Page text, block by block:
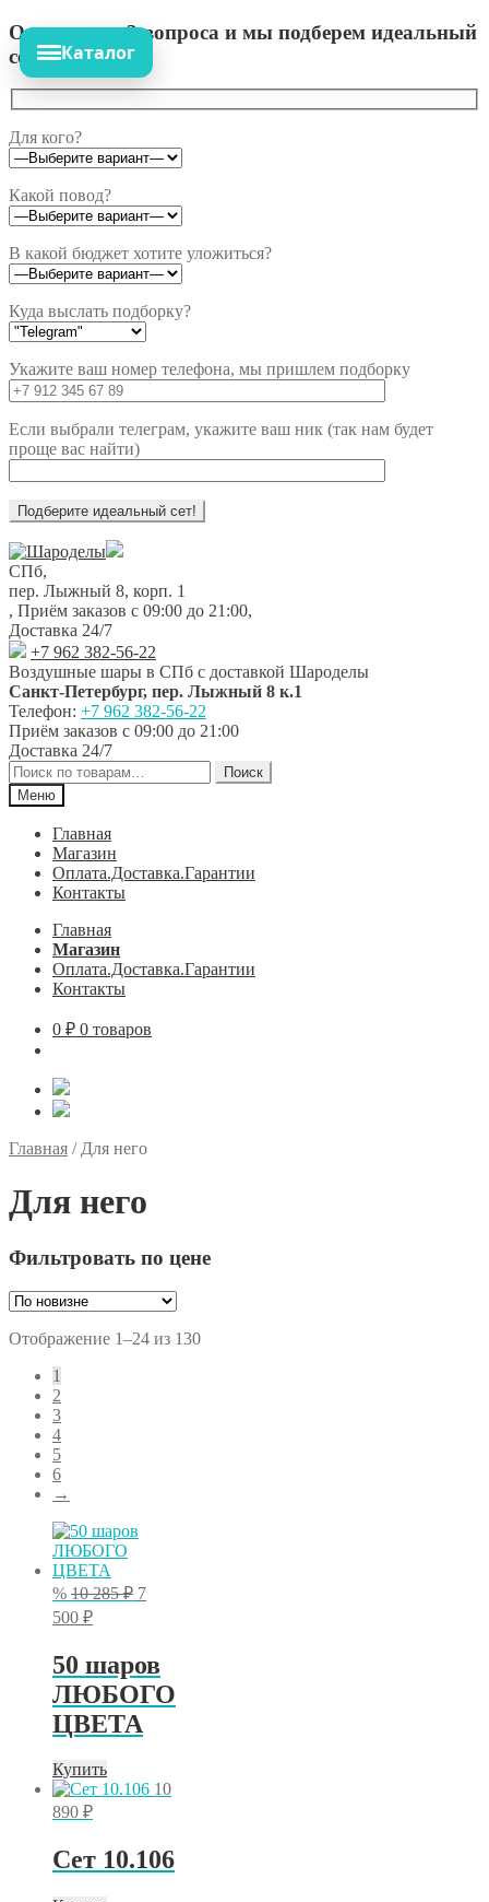
Ответьте на 3 вопроса и мы подберем идеальный
сет!
Для кого?
Какой повод?
В какой бюджет хотите уложиться?
Куда выслать подборку?
Укажите ваш номер телефона, мы пришлем подборку
Если выбрали телеграм, укажите ваш ник (так нам будет
проще вас найти)
Перейти
к
навигации
Перейти
к
содержимому
СПб,
пер. Лыжный 8, корп. 1
, Приём заказов с 09:00 до 21:00,
Доставка 24/7
+7 962 382-56-22
Воздушные шары в СПб с доставкой Шароделы
Санкт-Петербург, пер. Лыжный 8 к.1
Телефон: +7 962 382-56-22
Приём заказов с 09:00 до 21:00
Доставка 24/7
Искать:
Поиск
Меню
Главная
Магазин
Оплата.Доставка.Гарантии
Контакты
Главная
Магазин
Оплата.Доставка.Гарантии
Контакты
0 ₽ 0 товаров
Каталог
Главная / Для него
Для него
Фильтровать по цене
Отображение 1–24 из 130Сортировка:
1
2
3
4
5
6
→
% 10 285₽ Первоначальная
285 ₽.
7
500 ₽Текущая
500 ₽.
50 шаров
ЛЮБОГО
ЦВЕТА
Купить
10
890 ₽
Сет 10.106